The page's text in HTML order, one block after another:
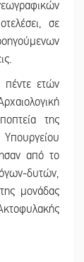
σε
πέντε ετών
της
από το
δυτών,
μονάδας